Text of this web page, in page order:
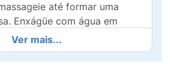
até formar uma
Enxágüe com água em
diário.
externo. Não ingerir. Evite
Ver mais...